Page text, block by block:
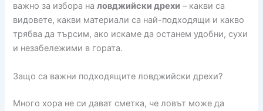
важно за избора наловджийски дрехи – какви са
видовете, какви материали са най-подходящи и какво
трябва да търсим, ако искаме да останем удобни, сухи
и незабележими в гората.
Защо са важни подходящите ловджийски дрехи?
Много хора не си дават сметка, че ловът може да